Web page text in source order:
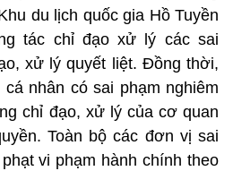
du lịch quốc gia Hồ Tuyền
tác chỉ đạo xử lý các sai
xử lý quyết liệt. Đồng thời,
nhân có sai phạm nghiêm
chỉ đạo, xử lý của cơ quan
Toàn bộ các đơn vị sai
vi phạm hành chính theo